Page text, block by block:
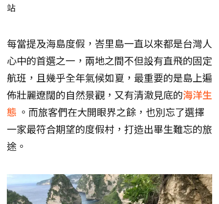
站
每當提及海島度假，峇里島一直以來都是台灣人
心中的首選之一，兩地之間不但設有直飛的固定
航班，且幾乎全年氣候如夏，最重要的是島上遍
佈壯麗遼闊的自然景觀，又有清澈見底的海洋生
態 。而旅客們在大開眼界之餘，也別忘了選擇
一家最符合期望的度假村，打造出畢生難忘的旅
途。